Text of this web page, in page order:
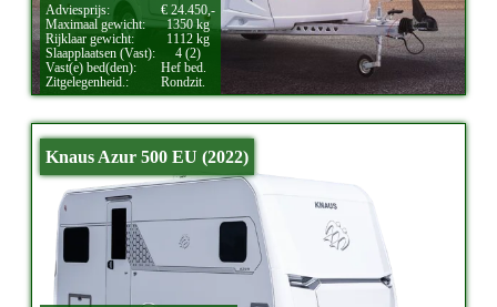
Adviesprijs:
€ 24.450,-
Maximaal gewicht:
1350 kg
Rijklaar gewicht:
1112 kg
Slaapplaatsen (Vast):
4 (2)
Vast(e) bed(den):
Hef bed.
Zitgelegenheid.:
Rondzit.
Knaus Azur 500 EU (2022)